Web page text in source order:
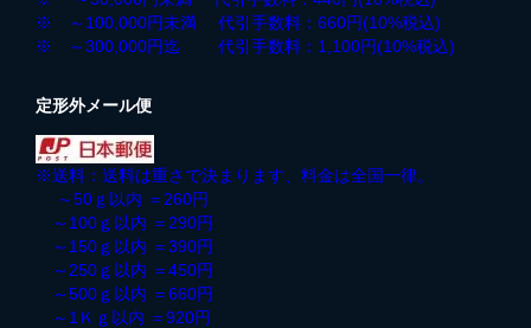
※ ～100,000円未満 代引手数料：660円(10%税込)
※ ～300,000円迄 代引手数料：1,100円(10%税込)
定形外メール便
※送料：送料は重さで決まります、料金は全国一律。
～50ｇ以内 ＝260円
～100ｇ以内 ＝290円
～150ｇ以内 ＝390円
～250ｇ以内 ＝450円
～500ｇ以内 ＝660円
～1Ｋｇ以内 ＝920円